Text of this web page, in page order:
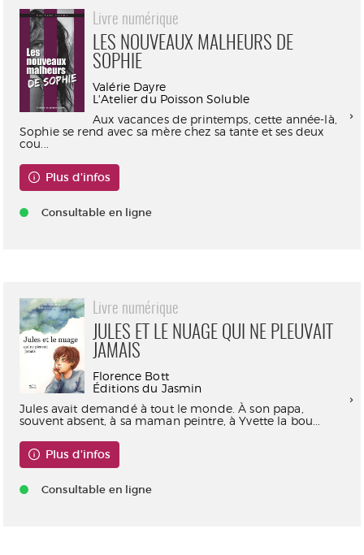
Livre numérique
LES NOUVEAUX MALHEURS DE
SOPHIE
Valérie Dayre
L'Atelier du Poisson Soluble
Aux vacances de printemps, cette année-là,
Sophie se rend avec sa mère chez sa tante et ses deux
cou...
Plus d'infos
Consultable en ligne
Livre numérique
JULES ET LE NUAGE QUI NE PLEUVAIT
JAMAIS
Florence Bott
Éditions du Jasmin
Jules avait demandé à tout le monde. À son papa,
souvent absent, à sa maman peintre, à Yvette la bou...
Plus d'infos
Consultable en ligne